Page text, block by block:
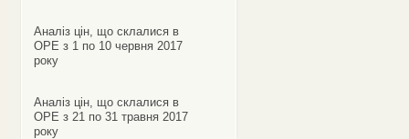
Аналіз цін, що склалися в
ОРЕ з 1 по 10 червня 2017
року
Аналіз цін, що склалися в
ОРЕ з 21 по 31 травня 2017
року